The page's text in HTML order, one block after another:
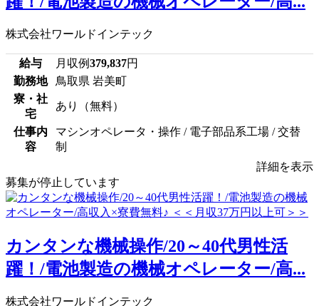
株式会社ワールドインテック
給与 月収例379,837円
勤務地
鳥取県 岩美町
寮・社
宅
あり（無料）
仕事内
容
マシンオペレータ・操作 / 電子部品系工場 / 交替
制
詳細を表示
募集が停止しています
カンタンな機械操作/20～40代男性活
躍！/電池製造の機械オペレーター/高...
株式会社ワールドインテック